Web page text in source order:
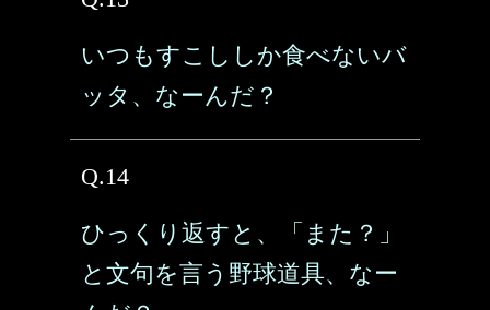
いつもすこししか食べないバ
ッタ、なーんだ？
Q.14
ひっくり返すと、「また？」
と文句を言う野球道具、なー